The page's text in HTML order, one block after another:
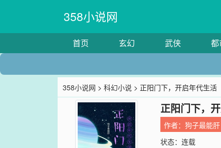
358小说网
首页 玄幻 武侠
358小说网 >科幻小说 > 正阳门下，开启年代生活
正阳门下，
作者：狗子最能肝
状态：连载